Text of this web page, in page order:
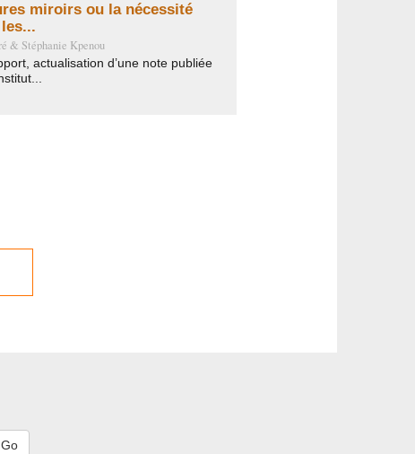
miroirs ou la nécessité
& Stéphanie Kpenou
actualisation d’une note publiée